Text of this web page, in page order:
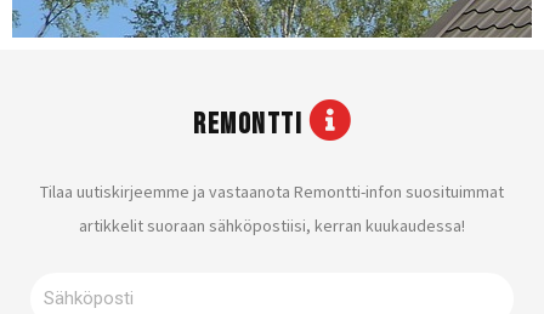
REMONTTI
Tilaa uutiskirjeemme ja vastaanota Remontti-infon suosituimmat
artikkelit suoraan sähköpostiisi, kerran kuukaudessa!
Sähköposti